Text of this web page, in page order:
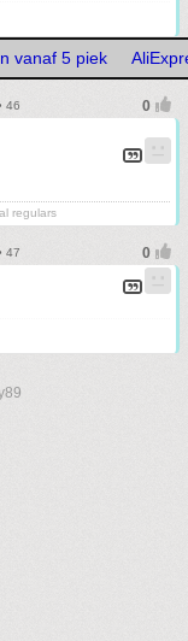
vanaf 5 piek
46
regulars
47